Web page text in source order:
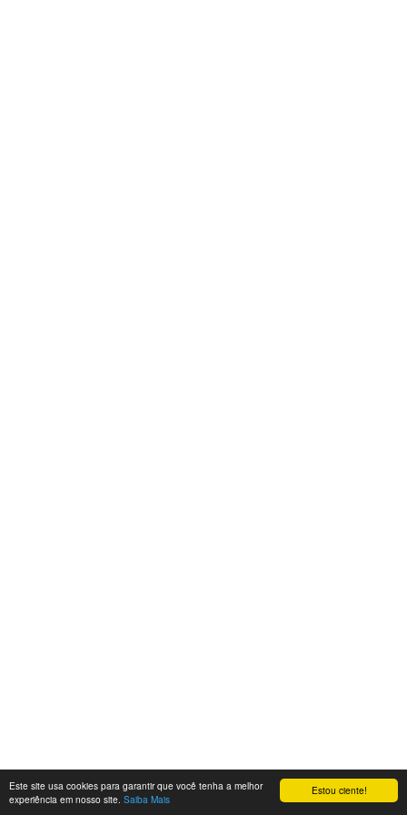
Estou ciente!
Este site usa cookies para garantir que você tenha a melhor
experiência em nosso site. Saiba Mais